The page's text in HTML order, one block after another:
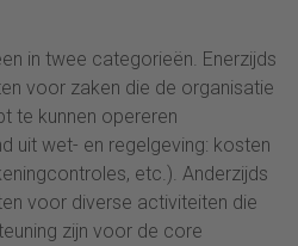
in twee categorieën. Enerzijds
voor zaken die de organisatie
te kunnen opereren
uit wet- en regelgeving: kosten
etc.). Anderzijds
voor diverse activiteiten die
zijn voor de core